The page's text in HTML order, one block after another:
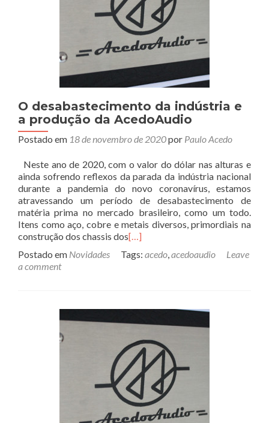
O desabastecimento da indústria e
a produção da AcedoAudio
Postado em 18 de novembro de 2020por Paulo Acedo
Neste ano de 2020, com o valor do dólar nas alturas e
ainda sofrendo reflexos da parada da indústria nacional
durante a pandemia do novo coronavírus, estamos
atravessando um período de desabastecimento de
matéria prima no mercado brasileiro, como um todo.
Itens como aço, cobre e metais diversos, primordiais na
construção dos chassis dos[…]
Postado em Novidades Tags: acedo,acedoaudio
Leave
a comment